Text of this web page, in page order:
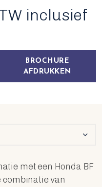
inclusief
BROCHURE
AFDRUKKEN
met een Honda BF
combinatie van